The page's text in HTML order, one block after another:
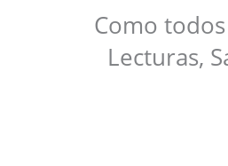
Como
Lecturas,